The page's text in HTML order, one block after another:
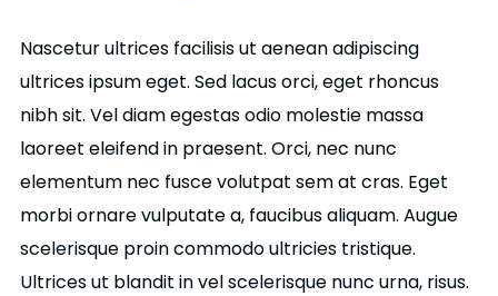
Nascetur ultrices facilisis ut aenean adipiscing
ultrices ipsum eget. Sed lacus orci, eget rhoncus
nibh sit. Vel diam egestas odio molestie massa
laoreet eleifend in praesent. Orci, nec nunc
elementum nec fusce volutpat sem at cras. Eget
morbi ornare vulputate a, faucibus aliquam. Augue
scelerisque proin commodo ultricies tristique.
Ultrices ut blandit in vel scelerisque nunc urna, risus.